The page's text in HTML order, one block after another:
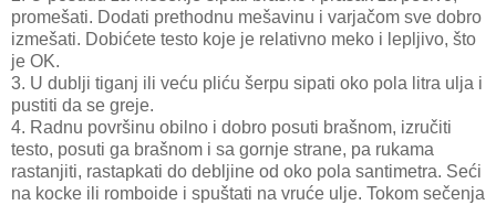
promešati. Dodati prethodnu mešavinu i varjačom sve dobro
izmešati. Dobićete testo koje je relativno meko i lepljivo, što
je OK.
3. U dublji tiganj ili veću pliću šerpu sipati oko pola litra ulja i
pustiti da se greje.
4. Radnu površinu obilno i dobro posuti brašnom, izručiti
testo, posuti ga brašnom i sa gornje strane, pa rukama
rastanjiti, rastapkati do debljine od oko pola santimetra. Seći
na kocke ili romboide i spuštati na vruće ulje. Tokom sečenja